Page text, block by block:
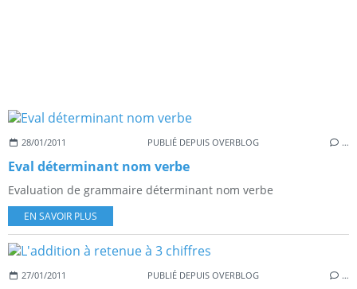
28/01/2011 PUBLIÉ DEPUIS OVERBLOG …
Eval déterminant nom verbe
Evaluation de grammaire déterminant nom verbe
EN SAVOIR PLUS
27/01/2011 PUBLIÉ DEPUIS OVERBLOG …